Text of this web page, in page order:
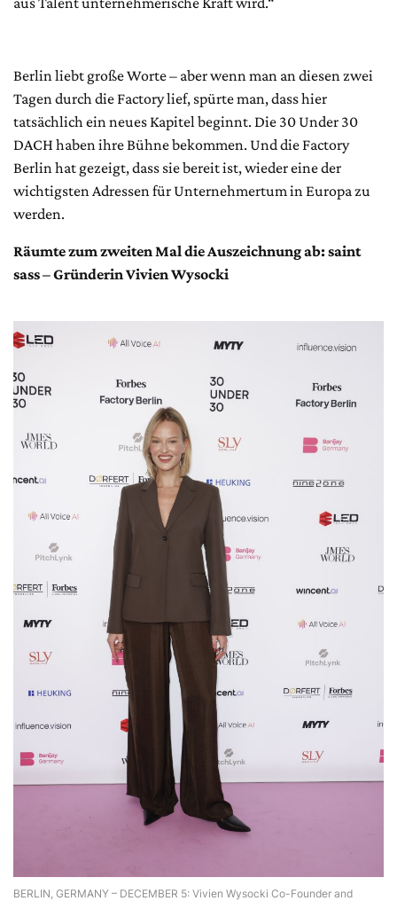
Berlin liebt große Worte – aber wenn man an diesen zwei
Tagen durch die Factory lief, spürte man, dass hier
tatsächlich ein neues Kapitel beginnt. Die 30 Under 30
DACH haben ihre Bühne bekommen. Und die Factory
Berlin hat gezeigt, dass sie bereit ist, wieder eine der
wichtigsten Adressen für Unternehmertum in Europa zu
werden.
Räumte zum zweiten Mal die Auszeichnung ab: saint
sass – Gründerin Vivien Wysocki
BERLIN, GERMANY – DECEMBER 5: Vivien Wysocki Co-Founder and